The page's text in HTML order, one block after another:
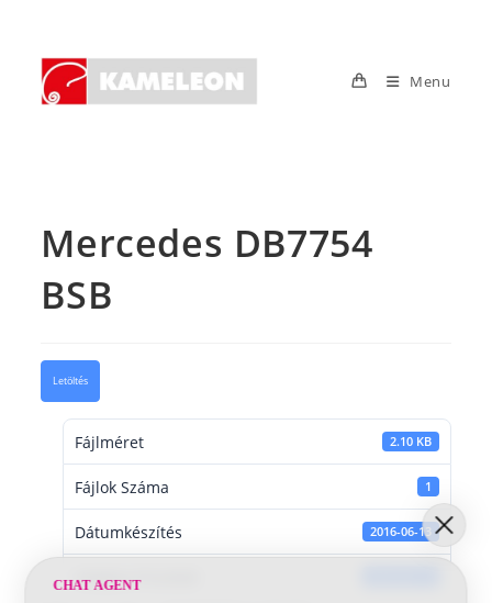
content
Menu
Mercedes DB7754
BSB
Letöltés
Fájlméret 2.10 KB
Fájlok Száma 1
Dátumkészítés 2016-06-13
Utoljára frissített
CHAT AGENT